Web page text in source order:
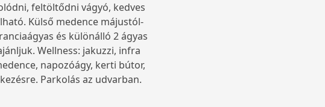
feltöltődni vágyó, kedves
Külső medence májustól-
és különálló 2 ágyas
Wellness: jakuzzi, infra
napozóágy, kerti bútor,
Parkolás az udvarban.